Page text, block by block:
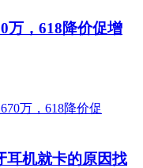
万，618降价促增
耳机就卡的原因找